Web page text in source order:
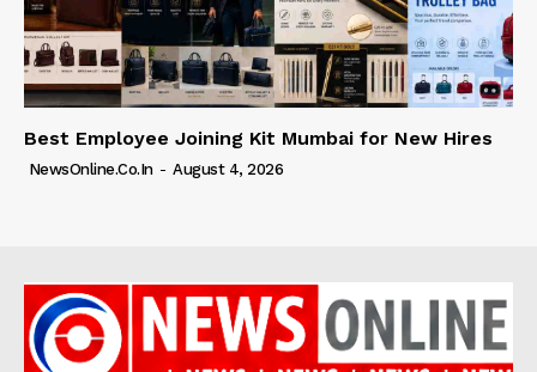
Best Employee Joining Kit Mumbai for New Hires
NewsOnline.co.in - August 4, 2026